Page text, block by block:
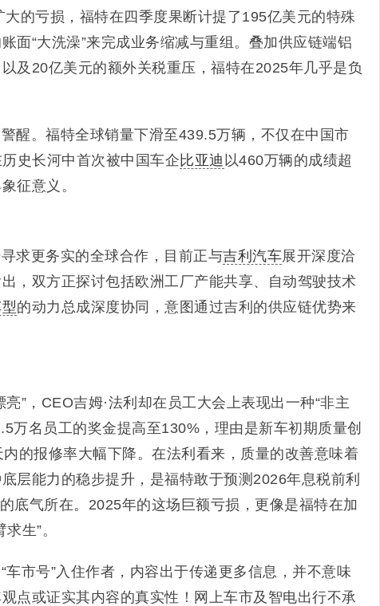
的亏损，福特在四季度果断计提了195亿美元的特殊
面“大洗澡”来完成业务缩减与重组。叠加供应链端铝
及20亿美元的额外关税重压，福特在2025年几乎是负
醒。福特全球销量下滑至439.5万辆，不仅在中国市
史长河中首次被中国车企比亚迪 以460万辆的成绩超
征意义。
求更务实的全球合作，目前正与吉利汽车展开深度洽
，双方正探讨包括欧洲工厂产能共享、自动驾驶技术
的动力总成深度协同，意 图通过吉利的供应链优势来
”，CEO吉姆·法利却在员工大会上表现出一种“非主
万名员工的奖金提高至130%，理由是新车初期质量创
内的报修率大幅下降。在法利看来，质量的改善意味着
层能力的稳步提升，是福特敢于预测2026年息税前利
底气所在。2025年的这场巨额亏损，更像是福特在加
生”。
车市号”入住作者，内容出于传递更多信息，并不意味
点或证实其内容的真实性！网上车市及智电出行不承